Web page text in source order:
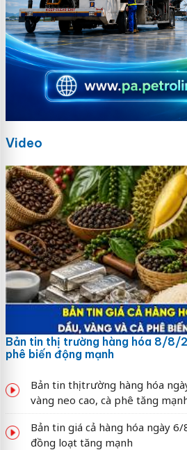
Video
Bản tin thị trường hàng hóa 8/8/
phê biến động mạnh
Bản tin thị trường hàng hóa
vàng neo cao, cà phê tăng
Bản tin giá cả hàng hóa ngày
đồng loạt tăng mạnh